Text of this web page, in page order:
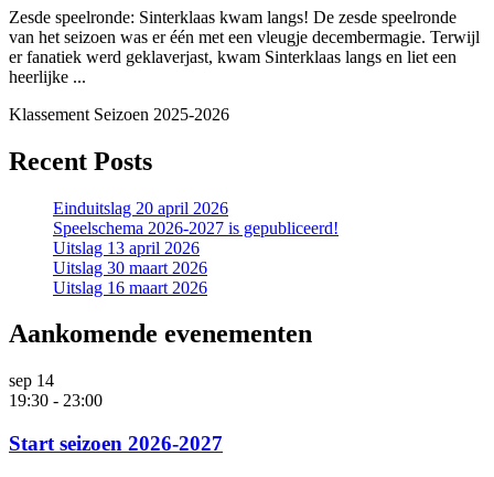
2025
2025
Zesde speelronde: Sinterklaas kwam langs! De zesde speelronde
van het seizoen was er één met een vleugje decembermagie. Terwijl
er fanatiek werd geklaverjast, kwam Sinterklaas langs en liet een
heerlijke ...
Klassement Seizoen 2025-2026
Recent Posts
Einduitslag 20 april 2026
Speelschema 2026-2027 is gepubliceerd!
Uitslag 13 april 2026
Uitslag 30 maart 2026
Uitslag 16 maart 2026
Aankomende evenementen
sep 14
19:30 - 23:00
Start seizoen 2026-2027